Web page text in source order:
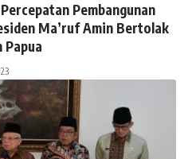
Pembangunan
Ma’ruf Amin Bertolak